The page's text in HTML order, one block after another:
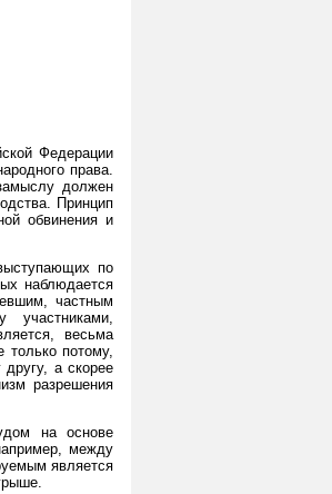
Федерации
права.
должен
Принцип
обвинения и
по
наблюдается
частным
весьма
только потому,
а скорее
разрешения
на основе
между
является